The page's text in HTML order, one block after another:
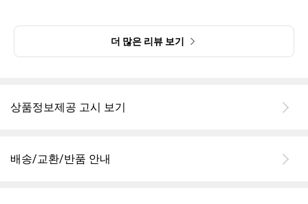
더 많은 리뷰 보기
상품정보제공 고시 보기
배송/교환/반품 안내